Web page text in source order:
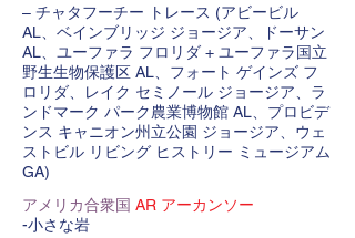
– チャタフーチー トレース (アビービル
AL、ベインブリッジ ジョージア、ドーサン
AL、ユーファラ フロリダ + ユーファラ国立
野生生物保護区 AL、フォート ゲインズ フ
ロリダ、レイク セミノール ジョージア、ラ
ンドマーク パーク農業博物館 AL、プロビデ
ンス キャニオン州立公園 ジョージア、ウェ
ストビル リビング ヒストリー ミュージアム
GA)
アメリカ合衆国 AR アーカンソー
-小さな岩